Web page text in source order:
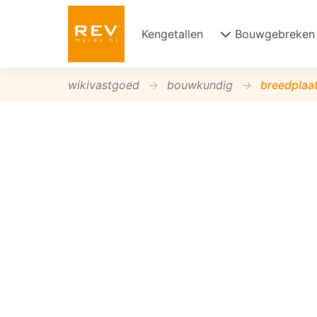
Kengetallen Bouwgebreken
wikivastgoed bouwkundig